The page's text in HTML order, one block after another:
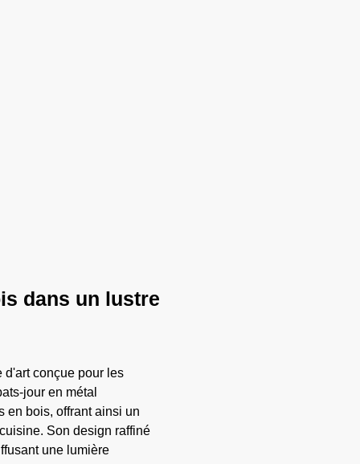
dans un lustre
d'art conçue pour les
jour en métal
en bois, offrant ainsi un
Son design raffiné
une lumière